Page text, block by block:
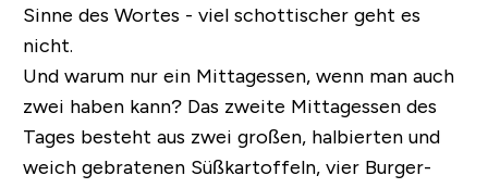
Sinne des Wortes - viel schottischer geht es
nicht.
Und warum nur ein Mittagessen, wenn man auch
zwei haben kann? Das zweite Mittagessen des
Tages besteht aus zwei großen, halbierten und
weich gebratenen Süßkartoffeln, vier Burger-